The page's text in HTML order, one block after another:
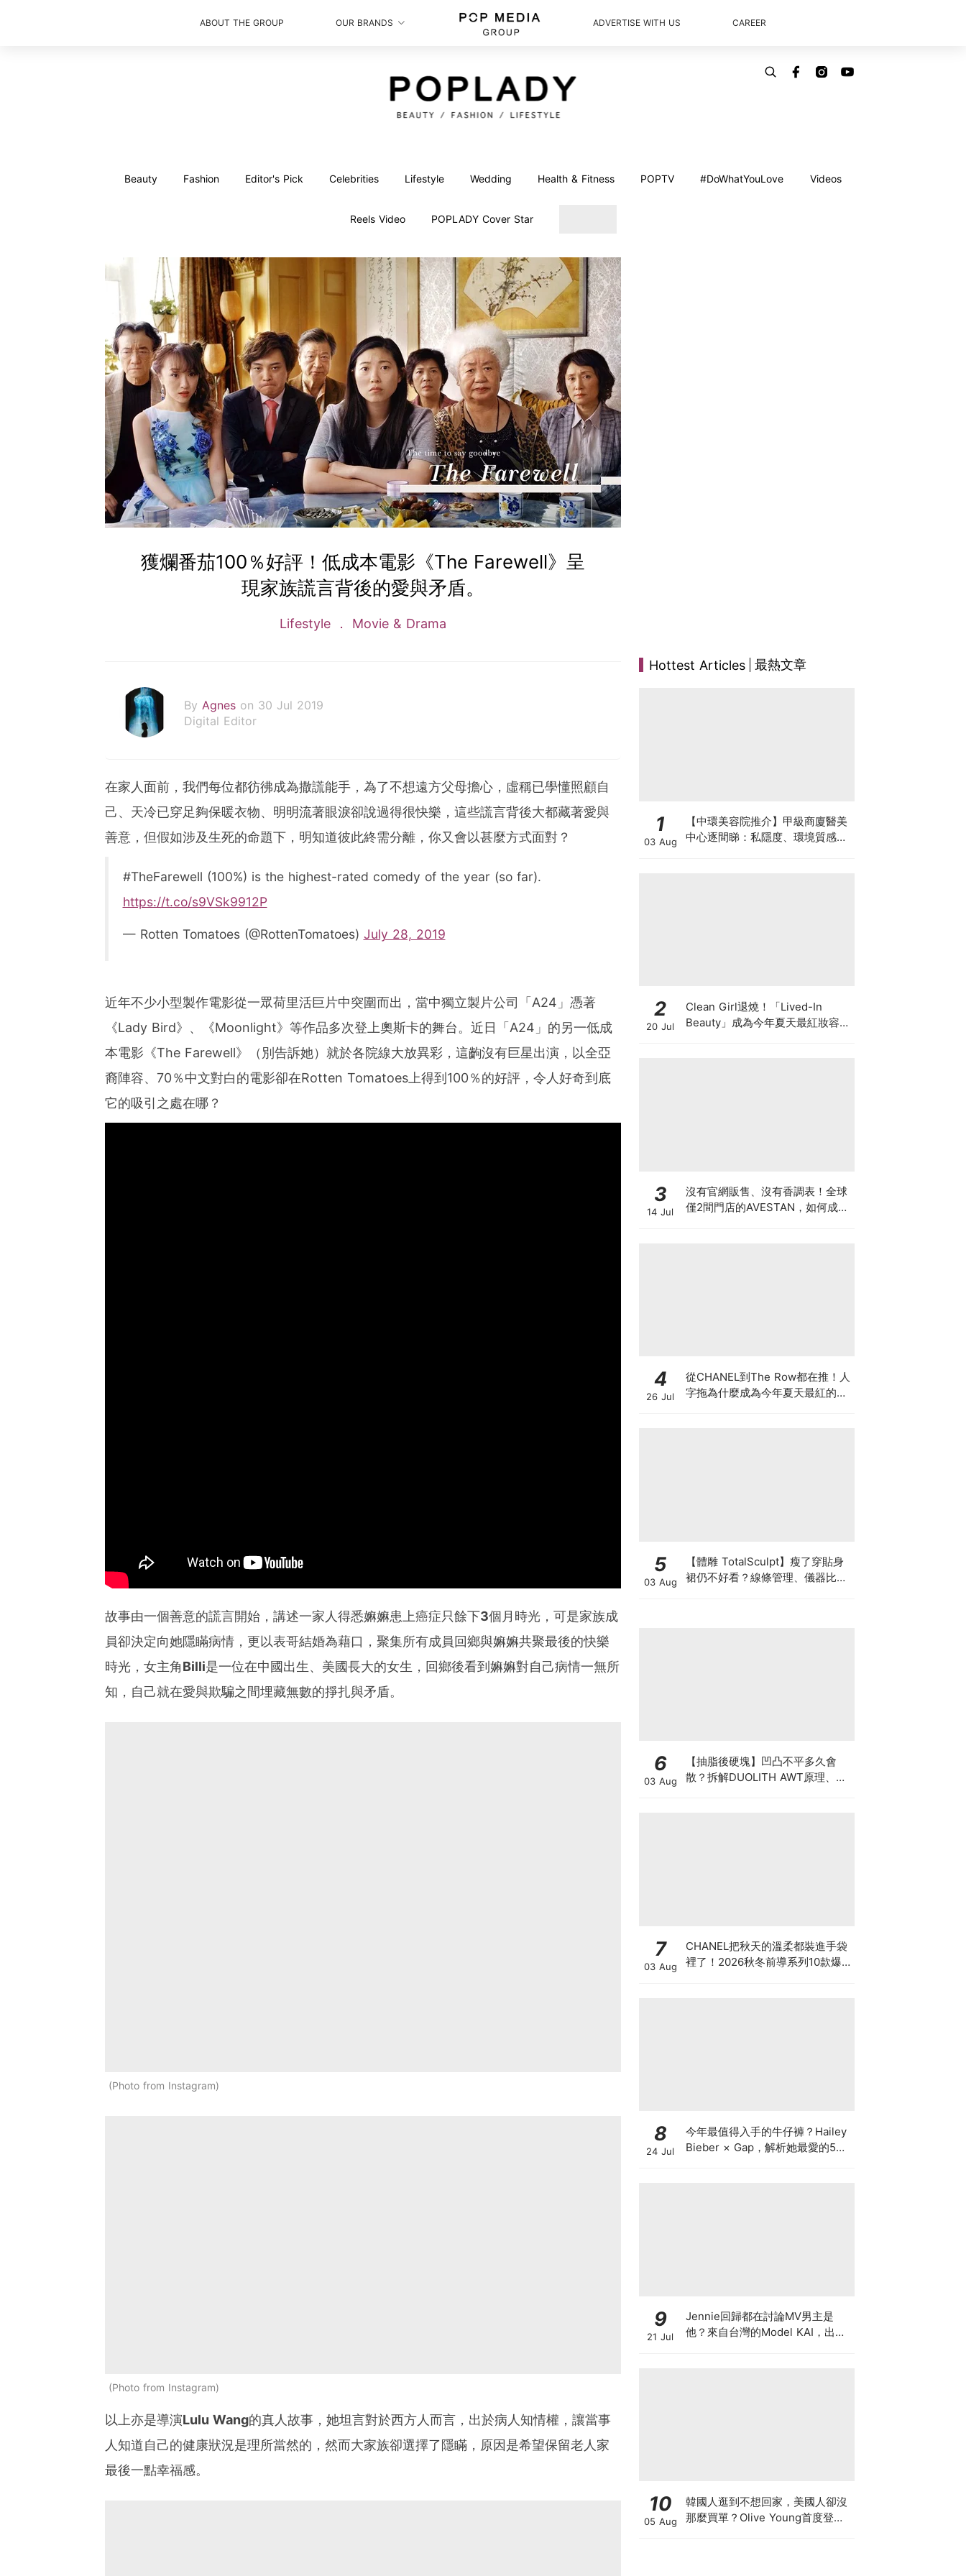
ABOUT THE GROUP OUR BRANDS ADVERTISE WITH US CAREER
Beauty Fashion Editor's Pick Celebrities Lifestyle Wedding Health & Fitness POPTV #DoWhatYouLove Videos
Reels Video POPLADY Cover Star
獲爛番茄100％好評！低成本電影《The Farewell》呈
現家族謊言背後的愛與矛盾。
Lifestyle Movie & Drama
By Agnes on 30 Jul 2019
Digital Editor
在家人面前，我們每位都彷彿成為撒謊能手，為了不想遠方父母擔心，虛稱已學懂照顧自
己、天冷已穿足夠保暖衣物、明明流著眼淚卻說過得很快樂，這些謊言背後大都藏著愛與
善意，但假如涉及生死的命題下，明知道彼此終需分離，你又會以甚麼方式面對？
#TheFarewell (100%) is the highest-rated comedy of the year (so far).
https://t.co/s9VSk9912P
— Rotten Tomatoes (@RottenTomatoes) July 28, 2019
近年不少小型製作電影從一眾荷里活巨片中突圍而出，當中獨立製片公司「A24」憑著
《Lady Bird》、《Moonlight》等作品多次登上奧斯卡的舞台。近日「A24」的另一低成
本電影《The Farewell》（別告訴她）就於各院線大放異彩，這齣沒有巨星出演，以全亞
裔陣容、70％中文對白的電影卻在Rotten Tomatoes上得到100％的好評，令人好奇到底
它的吸引之處在哪？
故事由一個善意的謊言開始，講述一家人得悉嫲嫲患上癌症只餘下3個月時光，可是家族成
員卻決定向她隱瞞病情，更以表哥結婚為藉口，聚集所有成員回鄉與嫲嫲共聚最後的快樂
時光，女主角Billi是一位在中國出生、美國長大的女生，回鄉後看到嫲嫲對自己病情一無所
知，自己就在愛與欺騙之間埋藏無數的掙扎與矛盾。
Photo from Instagram
Photo from Instagram
以上亦是導演Lulu Wang的真人故事，她坦言對於西方人而言，出於病人知情權，讓當事
人知道自己的健康狀況是理所當然的，然而大家族卻選擇了隱瞞，原因是希望保留老人家
最後一點幸福感。
Hottest Articles 最熱文章
1
03 Aug
【中環美容院推介】甲級商廈醫美
中心逐間睇：私隱度、環境質感、
2
20 Jul
Clean Girl退燒！「Lived-In
Beauty」成為今年夏天最紅妝容，
3
14 Jul
沒有官網販售、沒有香調表！全球
僅2間門店的AVESTAN，如何成為
4
26 Jul
從CHANEL到The Row都在推！人
字拖為什麼成為今年夏天最紅的
5
03 Aug
【體雕 TotalSculpt】瘦了穿貼身
裙仍不好看？線條管理、儀器比較
6
03 Aug
【抽脂後硬塊】凹凸不平多久會
散？拆解DUOLITH AWT原理、按
7
03 Aug
CHANEL把秋天的溫柔都裝進手袋
裡了！2026秋冬前導系列10款爆
8
24 Jul
今年最值得入手的牛仔褲？Hailey
Bieber × Gap，解析她最愛的5種
9
21 Jul
Jennie回歸都在討論MV男主是
他？來自台灣的Model KAI，出演
10
05 Aug
韓國人逛到不想回家，美國人卻沒
那麼買單？Olive Young首度登陸